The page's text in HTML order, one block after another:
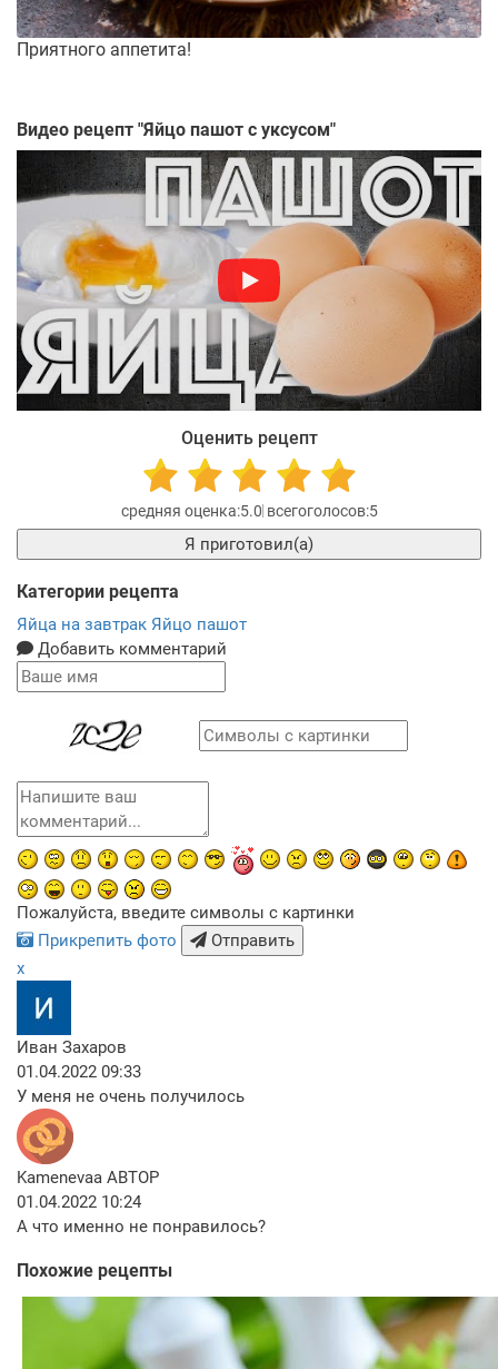
Приятного аппетита!
Видео рецепт "Яйцо пашот с уксусом"
Оценить рецепт
5.0 5
Я приготовил(а)
Категории рецепта
Яйца на завтрак Яйцо пашот
Добавить комментарий
Пожалуйста, введите символы с картинки
Прикрепить фото
Отправить
x
Иван Захаров
01.04.2022 09:33
У меня не очень получилось
Kamenevaa АВТОР
01.04.2022 10:24
А что именно не понравилось?
Похожие рецепты